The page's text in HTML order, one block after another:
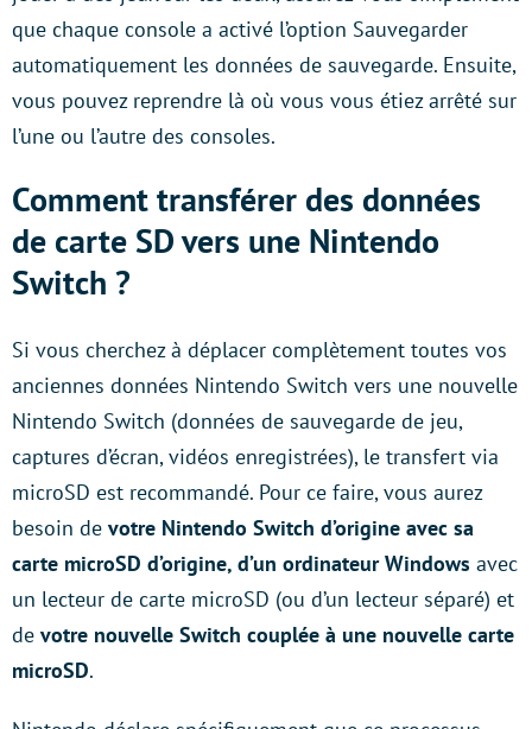
que chaque console a activé l’option Sauvegarder
automatiquement les données de sauvegarde. Ensuite,
vous pouvez reprendre là où vous vous étiez arrêté sur
l’une ou l’autre des consoles.
Comment transférer des données
de carte SD vers une Nintendo
Switch ?
Si vous cherchez à déplacer complètement toutes vos
anciennes données Nintendo Switch vers une nouvelle
Nintendo Switch (données de sauvegarde de jeu,
captures d’écran, vidéos enregistrées), le transfert via
microSD est recommandé. Pour ce faire, vous aurez
besoin de votre Nintendo Switch d’origine avec sa
carte microSD d’origine, d’un ordinateur Windows avec
un lecteur de carte microSD (ou d’un lecteur séparé) et
de votre nouvelle Switch couplée à une nouvelle carte
microSD.